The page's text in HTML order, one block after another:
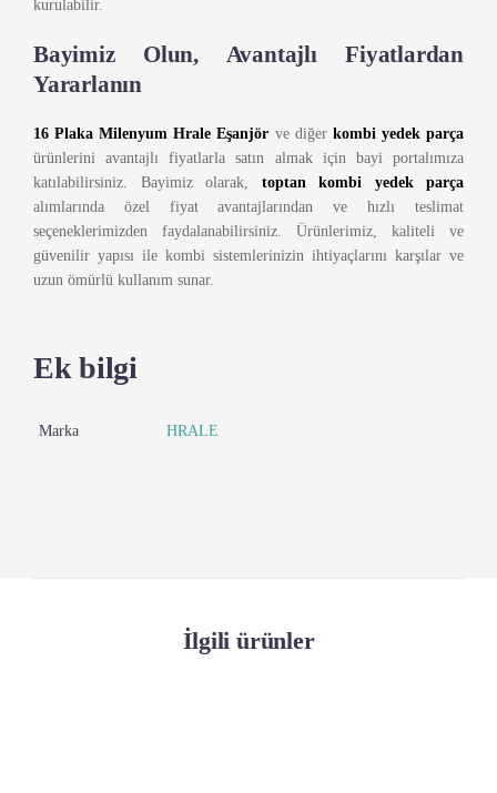
kurulabilir.
Bayimiz Olun, Avantajlı Fiyatlardan
Yararlanın
16 Plaka Milenyum Hrale Eşanjör ve diğer kombi yedek parça
ürünlerini avantajlı fiyatlarla satın almak için bayi portalımıza
katılabilirsiniz. Bayimiz olarak, toptan kombi yedek parça
alımlarında özel fiyat avantajlarından ve hızlı teslimat
seçeneklerimizden faydalanabilirsiniz. Ürünlerimiz, kaliteli ve
güvenilir yapısı ile kombi sistemlerinizin ihtiyaçlarını karşılar ve
uzun ömürlü kullanım sunar.
Ek bilgi
Marka HRALE
İlgili ürünler